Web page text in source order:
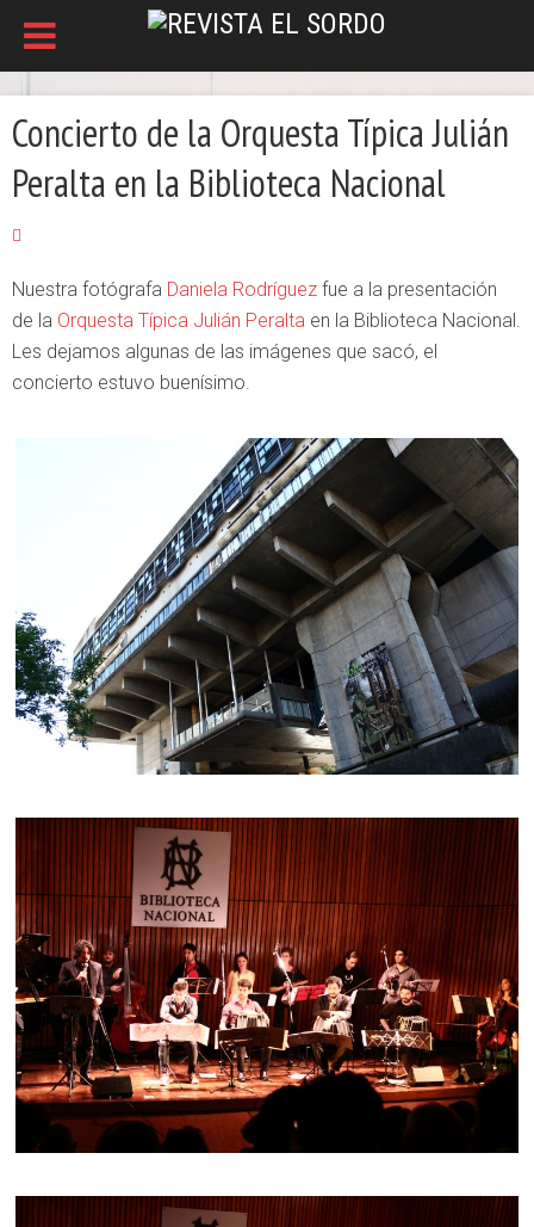
Concierto de la Orquesta Típica Julián
Peralta en la Biblioteca Nacional
Nuestra fotógrafa Daniela Rodríguez fue a la presentación
de la Orquesta Típica Julián Peralta en la Biblioteca Nacional.
Les dejamos algunas de las imágenes que sacó, el
concierto estuvo buenísimo.